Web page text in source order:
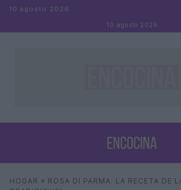
Saltar al contenido
10 agosto 2026
10 agosto 2026
Buscar
HOGAR » ROSA DI PARMA: LA RECETA DE